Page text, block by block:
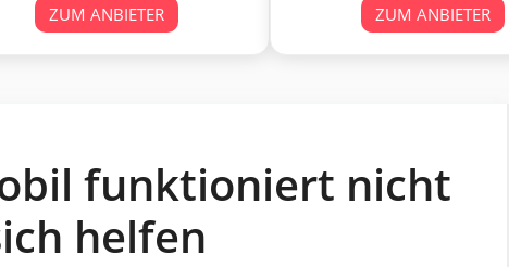
ZUM ANBIETER ZUM ANBIETER
funktioniert nicht
helfen